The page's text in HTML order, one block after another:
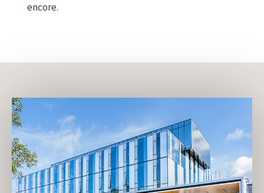
encore.